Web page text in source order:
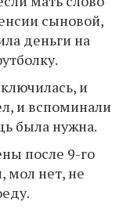
сыновой,
деньги на
и
и вспоминали
была нужна.
после 9-го
мол нет, не